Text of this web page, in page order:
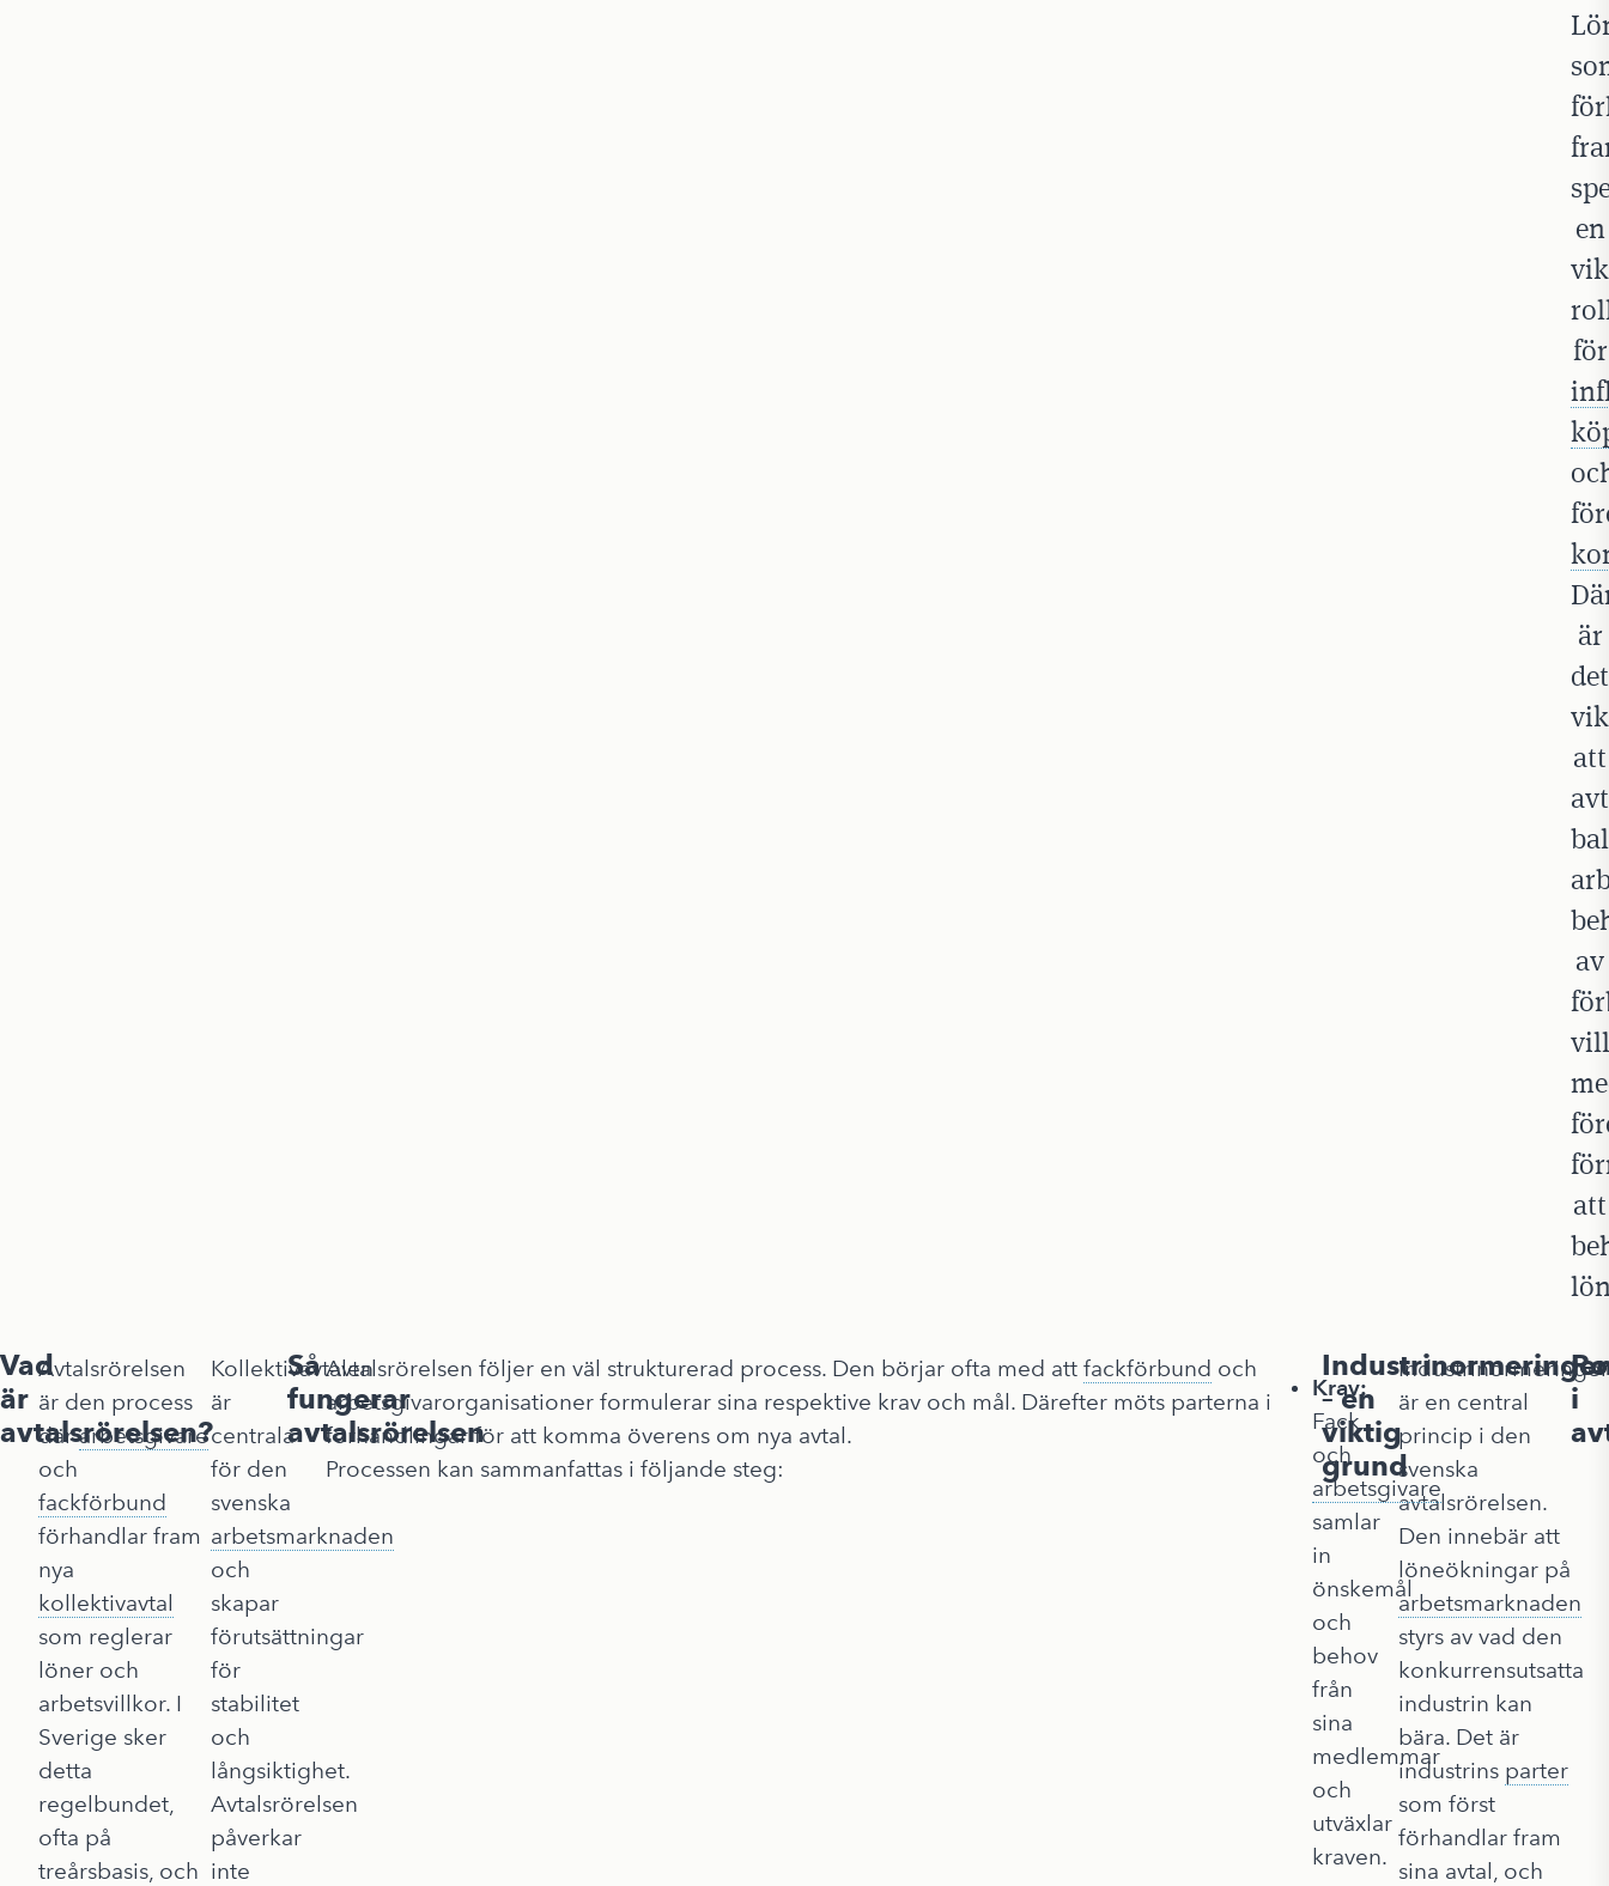
en
för
är
det
att
av
att
Vad
är
avtalsrörelsen?
Avtalsrörelsen
är den process
därarbetsgivare
och
fackförbund
förhandlar fram
nya
kollektivavtal
som reglerar
löner och
arbetsvillkor. I
Sverige sker
detta
regelbundet,
ofta på
treårsbasis, och
Kollektivavtalen
är
centrala
för den
svenska
arbetsmarknaden
och
skapar
förutsättningar
för
stabilitet
och
långsiktighet.
Avtalsrörelsen
påverkar
inte
Så
fungerar
avtalsrörelsen
Avtalsrörelsen följer en väl strukturerad process. Den börjar ofta med att fackförbund och
arbetsgivarorganisationer formulerar sina respektive krav och mål. Därefter möts parterna i
förhandlingar för att komma överens om nya avtal.
Processen kan sammanfattas i följande steg:
Krav:
Fack
och
arbetsgivare
samlar
in
önskemål
och
behov
från
sina
medlemmar
och
utväxlar
kraven.
– en
viktig
grund
är en central
princip i den
svenska
avtalsrörelsen.
Den innebär att
löneökningar på
arbetsmarknaden
styrs av vad den
konkurrensutsatta
industrin kan
bära. Det är
industrins parter
som först
förhandlar fram
sina avtal, och
i